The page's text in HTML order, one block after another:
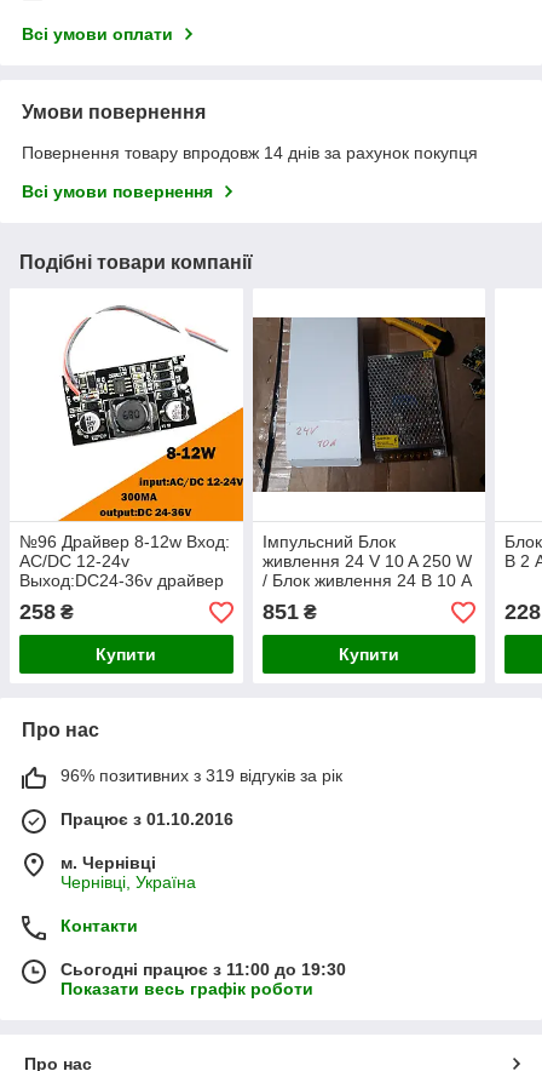
Всі умови оплати
Умови повернення
Повернення товару впродовж 14 днів за рахунок покупця
Всі умови повернення
Подібні товари компанії
№96 Драйвер 8-12w Вход:
AC/DC 12-24v
Выход:DC24-36v драйвер
10 прожектора 10W
300ma (led 10w)
258 ₴
Купити
Імпульсний Блок
живлення 24 V 10 A 250 W
/ Блок живлення 24 В 10 А
AC 220v to DC 24v 10.41
AVT
851₴
Купити
В 2
228
Про нас
96% позитивних з 319 відгуків за рік
Працює з 01.10.2016
м. Чернівці
Чернівці, Україна
Контакти
Сьогодні працює з 11:00 до 19:30
Показати весь графік роботи
Про нас